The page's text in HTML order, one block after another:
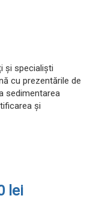
și specialiști
cu prezentările de
sedimentarea
și
lei